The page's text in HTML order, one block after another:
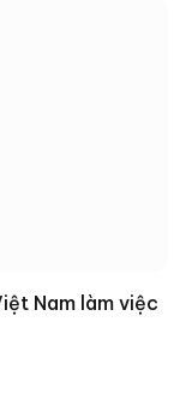
Nam làm việc